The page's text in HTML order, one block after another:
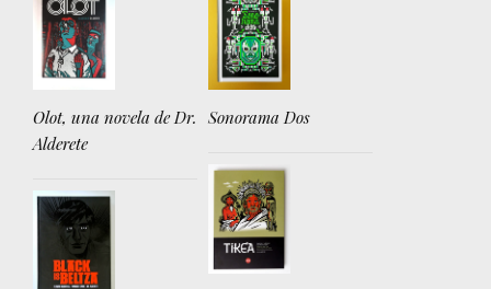
Olot, una novela de Dr.
Alderete
Sonorama Dos